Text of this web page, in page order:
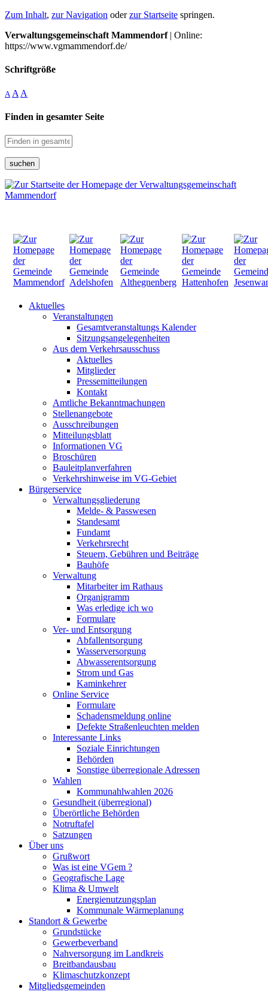
Zum Inhalt, zur Navigation oderzur Startseite springen.
Verwaltungsgemeinschaft Mammendorf| Online:
https://www.vgmammendorf.de/
Schriftgröße
A A A
Finden in gesamter Seite
suchen
Aktuelles
Veranstaltungen
Gesamtveranstaltungs Kalender
Sitzungsangelegenheiten
Aus dem Verkehrsausschuss
Aktuelles
Mitglieder
Pressemitteilungen
Kontakt
Amtliche Bekanntmachungen
Stellenangebote
Ausschreibungen
Mitteilungsblatt
Informationen VG
Broschüren
Bauleitplanverfahren
Verkehrshinweise im VG-Gebiet
Bürgerservice
Verwaltungsgliederung
Melde- & Passwesen
Standesamt
Fundamt
Verkehrsrecht
Steuern, Gebühren und Beiträge
Bauhöfe
Verwaltung
Mitarbeiter im Rathaus
Organigramm
Was erledige ich wo
Formulare
Ver- und Entsorgung
Abfallentsorgung
Wasserversorgung
Abwasserentsorgung
Strom und Gas
Kaminkehrer
Online Service
Formulare
Schadensmeldung online
Defekte Straßenleuchten melden
Interessante Links
Soziale Einrichtungen
Behörden
Sonstige überregionale Adressen
Wahlen
Kommunahlwahlen 2026
Gesundheit (überregional)
Überörtliche Behörden
Notruftafel
Satzungen
Über uns
Grußwort
Was ist eine VGem ?
Geografische Lage
Klima & Umwelt
Energienutzungsplan
Kommunale Wärmeplanung
Standort & Gewerbe
Grundstücke
Gewerbeverband
Nahversorgung im Landkreis
Breitbandausbau
Klimaschutzkonzept
Mitgliedsgemeinden